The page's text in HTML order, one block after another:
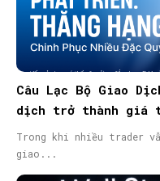
Câu Lạc Bộ Giao
dịch trở thành giá
Trong khi nhiều trader
giao...